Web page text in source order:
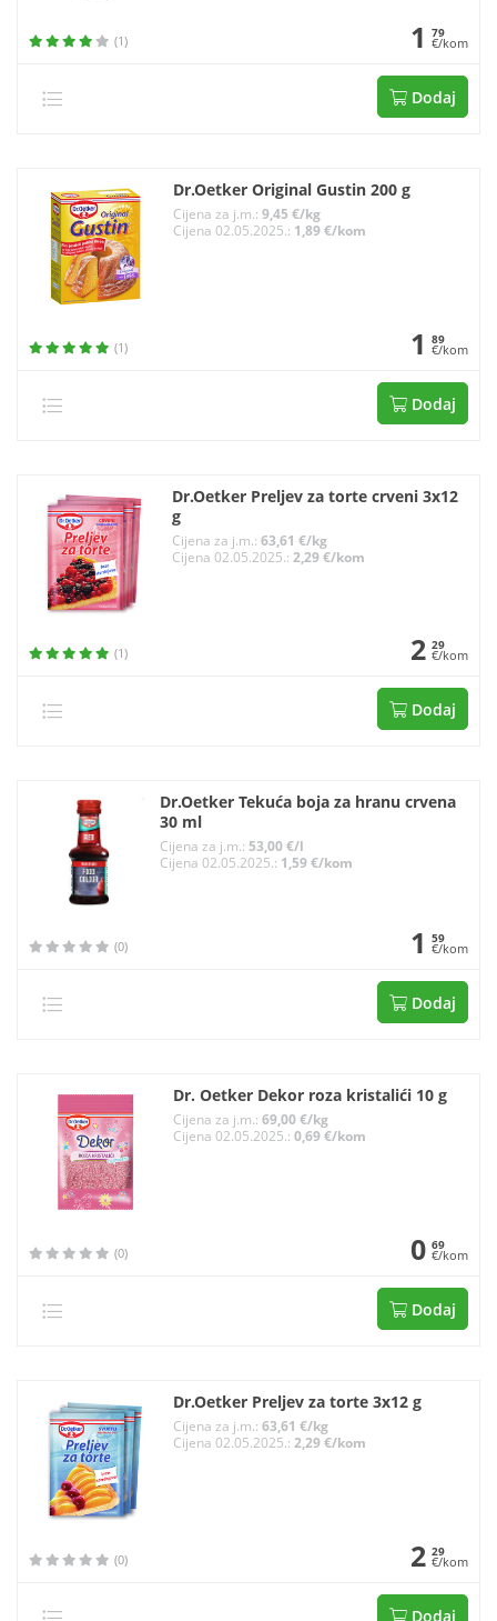
(1) 1 79
€/kom
Dodaj
Dr.Oetker Original Gustin 200 g
Cijena za j.m.: 9,45 €/kg
Cijena 02.05.2025.: 1,89 €/kom
(1) 1 89
€/kom
Dodaj
Dr.Oetker Preljev za torte crveni 3x12
g
Cijena za j.m.: 63,61 €/kg
Cijena 02.05.2025.: 2,29 €/kom
(1) 2 29
€/kom
Dodaj
Dr.Oetker Tekuća boja za hranu crvena
30 ml
Cijena za j.m.: 53,00 €/l
Cijena 02.05.2025.: 1,59 €/kom
(0) 1 59
€/kom
Dodaj
Dr. Oetker Dekor roza kristalići 10 g
Cijena za j.m.: 69,00 €/kg
Cijena 02.05.2025.: 0,69 €/kom
(0) 0 69
€/kom
Dodaj
Dr.Oetker Preljev za torte 3x12 g
Cijena za j.m.: 63,61 €/kg
Cijena 02.05.2025.: 2,29 €/kom
(0) 2 29
€/kom
Dodaj